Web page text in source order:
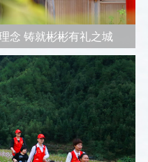
念 铸就彬彬有礼之城